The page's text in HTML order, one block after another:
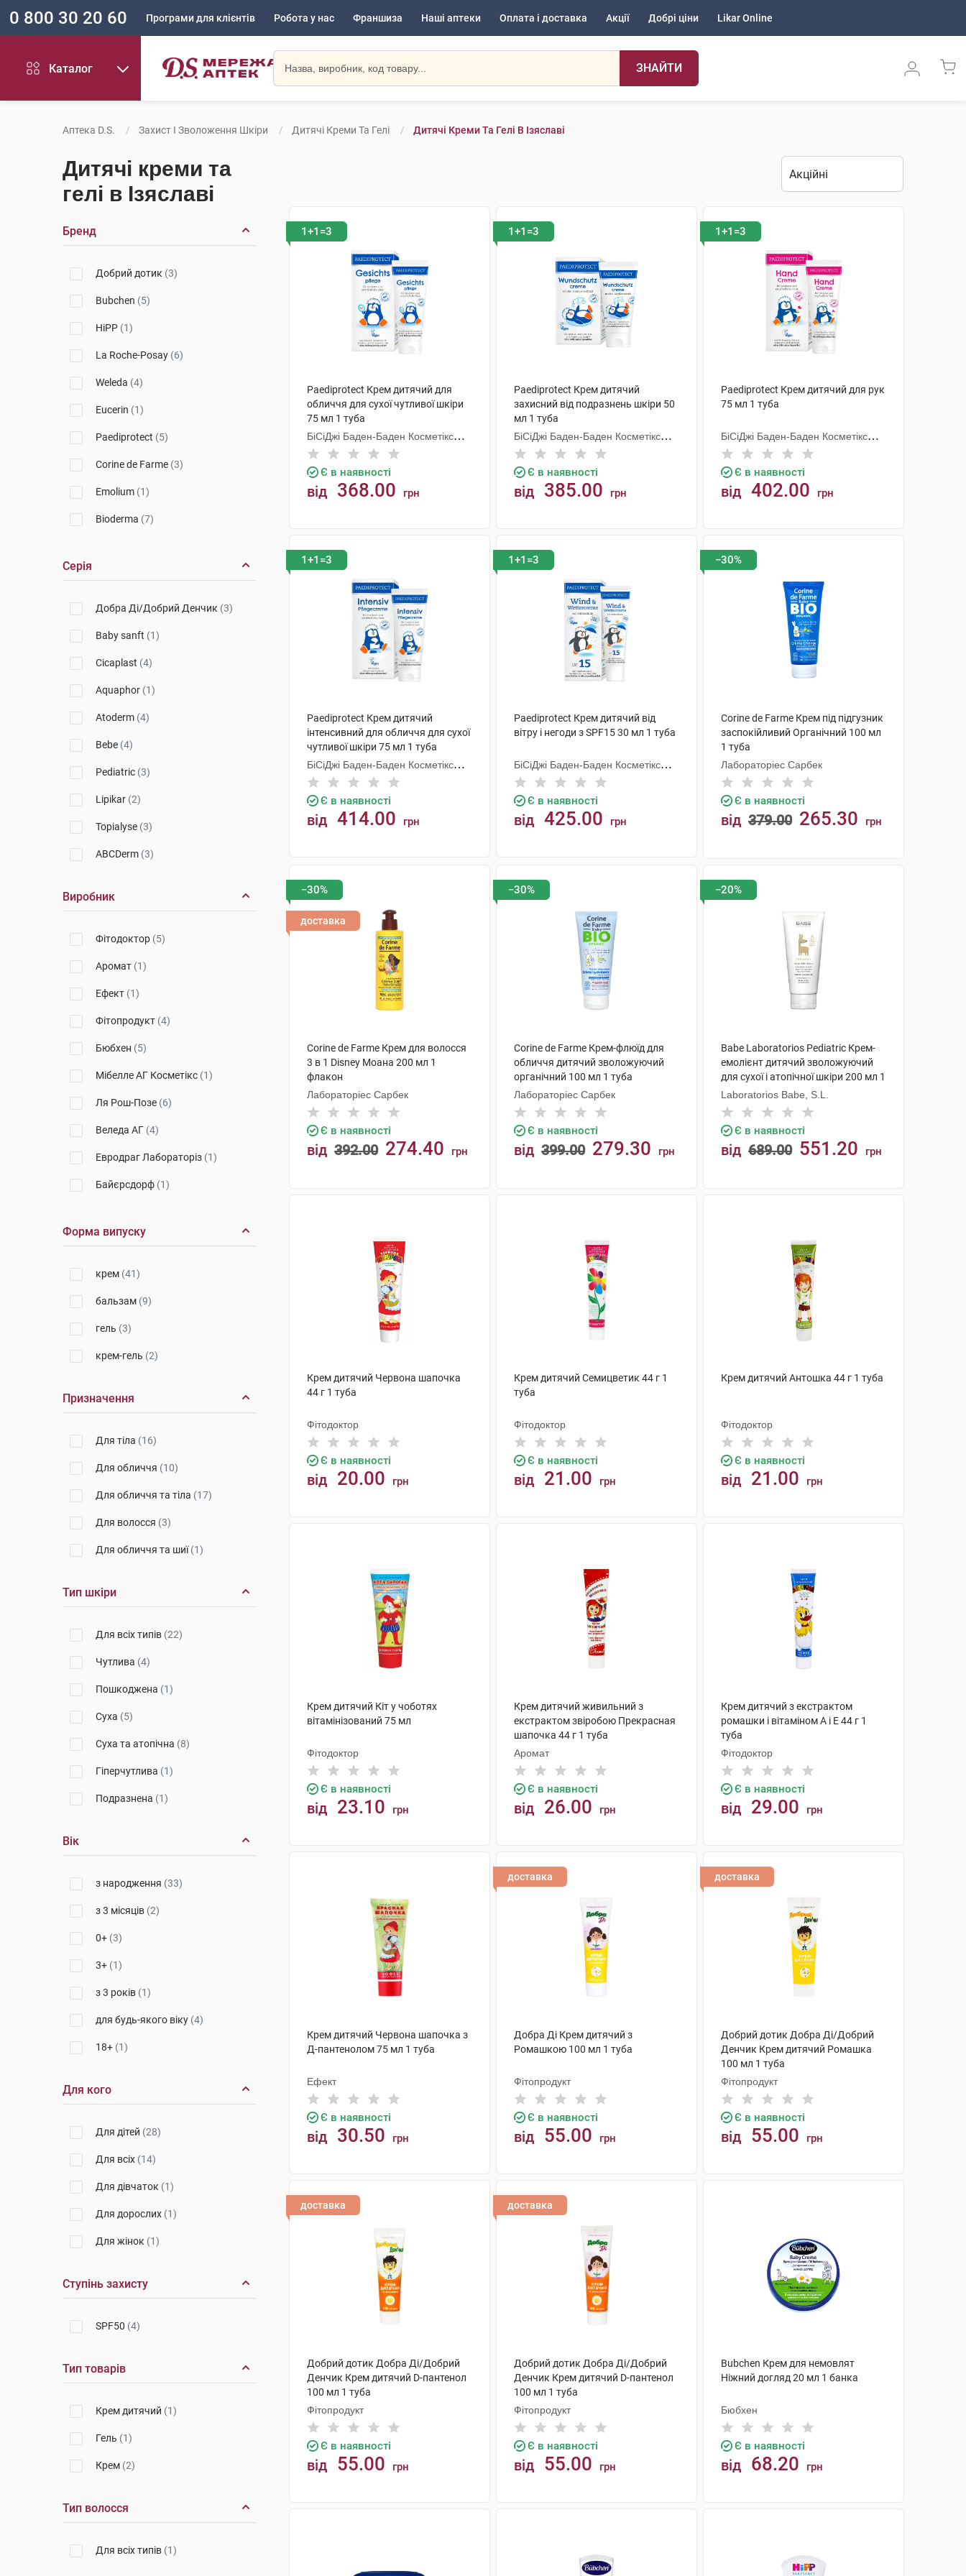
0 800 30 20 60 Програми для клієнтів Робота у нас Франшиза Наші аптеки Оплата і доставка Акції Добрі ціни Likar Online
Каталог ЗНАЙТИ
Аптека D.S. Захист І Зволоження Шкіри Дитячі Креми Та Гелі Дитячі Креми Та Гелі В Ізяславі
Дитячі креми та
гелі в Ізяславі
Бренд
Добрий дотик (3)
Bubchen (5)
HiPP (1)
La Roche-Posay (6)
Weleda (4)
Eucerin (1)
Paediprotect (5)
Corine de Farme (3)
Emolium (1)
Bioderma (7)
Серія
Добра Ді/Добрий Денчик (3)
Baby sanft (1)
Cicaplast (4)
Aquaphor (1)
Atoderm (4)
Bebe (4)
Pediatric (3)
Lipikar (2)
Topialyse (3)
ABCDerm (3)
Виробник
Фітодоктор (5)
Аромат (1)
Ефект (1)
Фітопродукт (4)
Бюбхен (5)
Мібелле АГ Косметікс (1)
Ля Рош-Позе (6)
Веледа АГ (4)
Евродраг Лабораторіз (1)
Байєрсдорф (1)
Лабораторіес Сарбек(3)
КОСМОНДЕ А.С. ЧЕСЬКА
Ляборатуар SVR
Форма випуску
крем (41)
бальзам (9)
гель (3)
крем-гель (2)
Призначення
Для тіла (16)
Для обличчя (10)
Для обличчя та тіла (17)
Для волосся (3)
Для обличчя та шиї(1)
Тип шкіри
Для всіх типів (22)
Чутлива (4)
Пошкоджена (1)
Суха (5)
Суха та атопічна (8)
Гіперчутлива (1)
Подразнена (1)
Вік
з народження (33)
з 3 місяців (2)
0+ (3)
3+ (1)
з 3 років (1)
для будь-якого віку (4)
18+ (1)
Для кого
Для дітей (28)
Для всіх (14)
Для дівчаток (1)
Для дорослих (1)
Для жінок (1)
Ступінь захисту
SPF50 (4)
Тип товарів
Крем дитячий (1)
Гель (1)
Крем (2)
Тип волосся
Для всіх типів (1)
1+1=3
Paediprotect Крем дитячий для
обличчя для сухої чутливої шкіри
75 мл 1 туба
БіСіДжі Баден-Баден Косметікс
Груп Гмбх
Є в наявності
від 368.00 грн
1+1=3
Paediprotect Крем дитячий
захисний від подразнень шкіри 50
мл 1 туба
БіСіДжі Баден-Баден Косметікс
Груп Гмбх
Є в наявності
від 385.00 грн
1+1=3
Paediprotect Крем дитячий для рук
75 мл 1 туба
БіСіДжі Баден-Баден Косметікс
Груп Гмбх
Є в наявності
від 402.00 грн
1+1=3
Paediprotect Крем дитячий
інтенсивний для обличчя для сухої
чутливої шкіри 75 мл 1 туба
БіСіДжі Баден-Баден Косметікс
Груп Гмбх
Є в наявності
від 414.00 грн
1+1=3
Paediprotect Крем дитячий від
вітру і негоди з SPF15 30 мл 1 туба
БіСіДжі Баден-Баден Косметікс
Груп Гмбх
Є в наявності
від 425.00 грн
−30%
Corine de Farme Крем під підгузник
заспокійливий Органічний 100 мл
1 туба
Лабораторіес Сарбек
Є в наявності
від 379.00 265.30 грн
−30%
доставка
Corine de Farme Крем для волосся
3 в 1 Disney Моана 200 мл 1
флакон
Лабораторіес Сарбек
Є в наявності
від 392.00 274.40 грн
−30%
Corine de Farme Крем-флюїд для
обличчя дитячий зволожуючий
органічний 100 мл 1 туба
Лабораторіес Сарбек
Є в наявності
від 399.00 279.30 грн
−20%
Babe Laboratorios Pediatric Крем-
емолієнт дитячий зволожуючий
для сухої і атопічної шкіри 200 мл 1
туба
Laboratorios Babe, S.L.
Є в наявності
від 689.00 551.20 грн
Крем дитячий Червона шапочка
44 г 1 туба
Фітодоктор
Є в наявності
від 20.00 грн
Крем дитячий Семицветик 44 г 1
туба
Фітодоктор
Є в наявності
від 21.00 грн
Крем дитячий Антошка 44 г 1 туба
Фітодоктор
Є в наявності
від 21.00 грн
Крем дитячий Кіт у чоботях
вітамінізований 75 мл
Фітодоктор
Є в наявності
від 23.10 грн
Крем дитячий живильний з
екстрактом звіробою Прекрасная
шапочка 44 г 1 туба
Аромат
Є в наявності
від 26.00 грн
Крем дитячий з екстрактом
ромашки і вітаміном А і Е 44 г 1
туба
Фітодоктор
Є в наявності
від 29.00 грн
Крем дитячий Червона шапочка з
Д-пантенолом 75 мл 1 туба
Ефект
Є в наявності
від 30.50 грн
доставка
Добра Ді Крем дитячий з
Ромашкою 100 мл 1 туба
Фітопродукт
Є в наявності
від 55.00 грн
доставка
Добрий дотик Добра Ді/Добрий
Денчик Крем дитячий Ромашка
100 мл 1 туба
Фітопродукт
Є в наявності
від 55.00 грн
доставка
Добрий дотик Добра Ді/Добрий
Денчик Крем дитячий D-пантенол
100 мл 1 туба
Фітопродукт
Є в наявності
від 55.00 грн
доставка
Добрий дотик Добра Ді/Добрий
Денчик Крем дитячий D-пантенол
100 мл 1 туба
Фітопродукт
Є в наявності
від 55.00 грн
Bubchen Крем для немовлят
Ніжний догляд 20 мл 1 банка
Бюбхен
Є в наявності
від 68.20 грн